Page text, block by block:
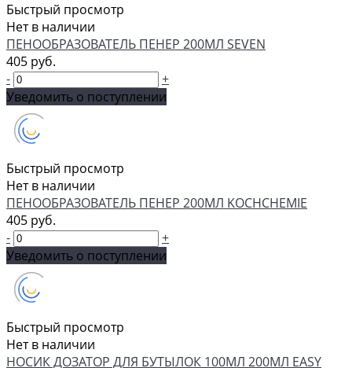
Быстрый просмотр
Нет в наличии
ПЕНООБРАЗОВАТЕЛЬ ПЕНЕР 200МЛ SEVEN
405 руб.
-
+
Уведомить о поступлении
Быстрый просмотр
Нет в наличии
ПЕНООБРАЗОВАТЕЛЬ ПЕНЕР 200МЛ KOCHCHEMIE
405 руб.
-
+
Уведомить о поступлении
Быстрый просмотр
Нет в наличии
НОСИК ДОЗАТОР ДЛЯ БУТЫЛОК 100МЛ 200МЛ EASY